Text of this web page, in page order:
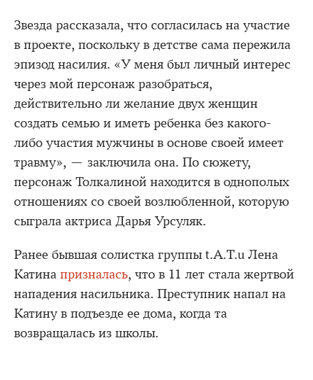
Звезда рассказала, что согласилась на участие
в проекте, поскольку в детстве сама пережила
эпизод насилия. «У меня был личный интерес
через мой персонаж разобраться,
действительно ли желание двух женщин
создать семью и иметь ребенка без какого-
либо участия мужчины в основе своей имеет
травму», — заключила она. По сюжету,
персонаж Толкалиной находится в однополых
отношениях со своей возлюбленной, которую
сыграла актриса Дарья Урсуляк.
Ранее бывшая солистка группы t.A.T.u Лена
Катина призналась, что в 11 лет стала жертвой
нападения насильника. Преступник напал на
Катину в подъезде ее дома, когда та
возвращалась из школы.